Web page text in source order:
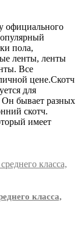
официального
пола,
ленты, ленты
Все
цене.Скотч
для
Он бывает разных
скотч.
имеет
класса,